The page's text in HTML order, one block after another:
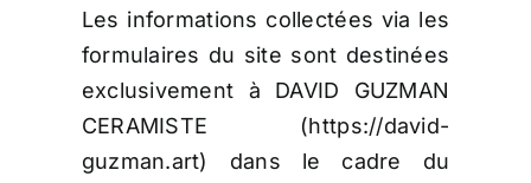
Les informations collectées via les
formulaires du site sont destinées
exclusivement à DAVID GUZMAN
CERAMISTE (https://david-
guzman.art) dans le cadre du